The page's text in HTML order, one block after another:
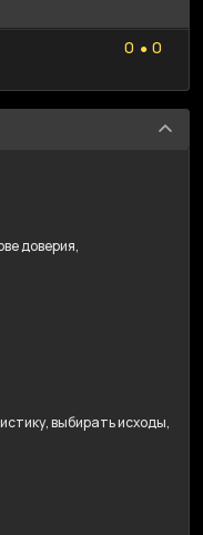
0
0 ●
0
0
доверия,
выбирать исходы,